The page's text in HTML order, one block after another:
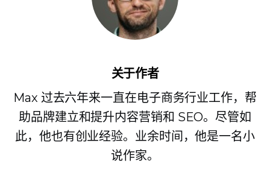
关于作者
Max 过去六年来一直在电子商务行业工作，帮
助品牌建立和提升内容营销和 SEO。尽管如
此，他也有创业经验。业余时间，他是一名小
说作家。